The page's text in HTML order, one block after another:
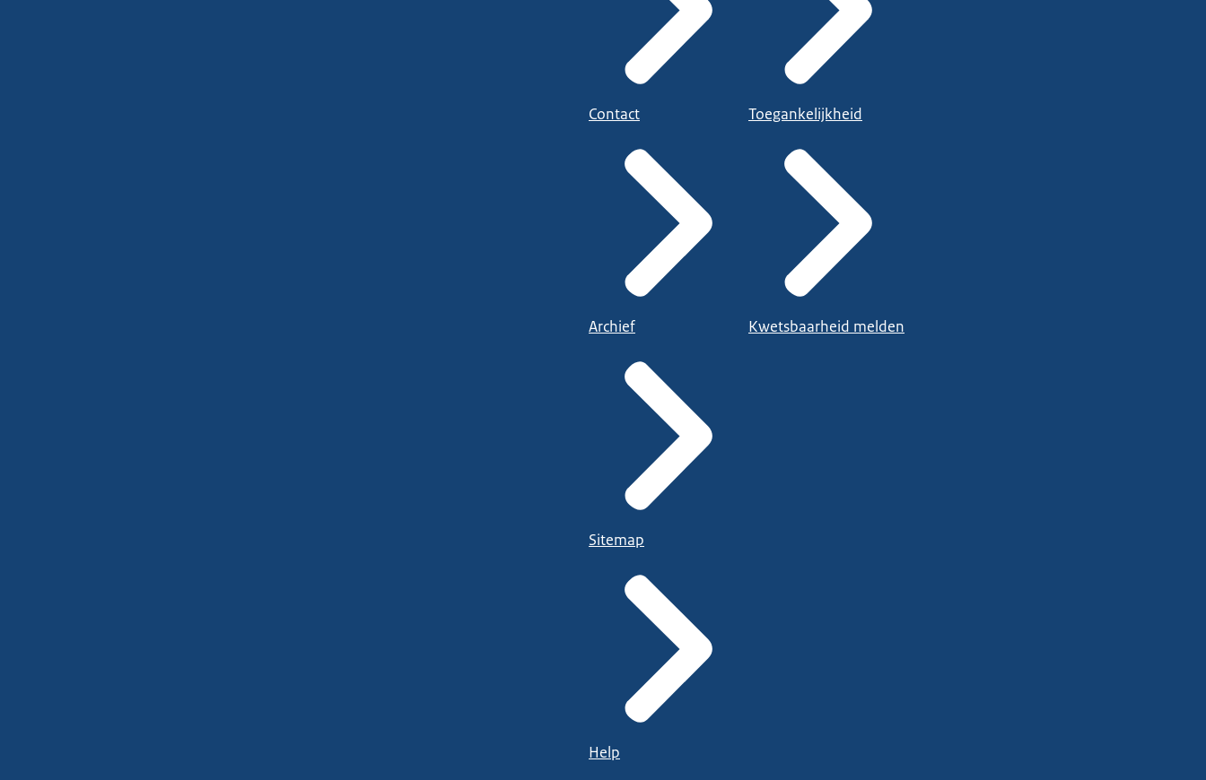
Contact
Archief
Sitemap
Help
Toegankelijkheid
Kwetsbaarheid melden